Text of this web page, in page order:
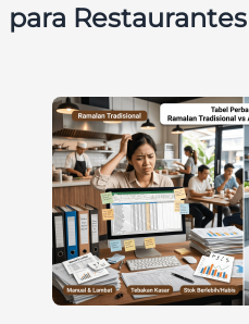
para Restaurantes